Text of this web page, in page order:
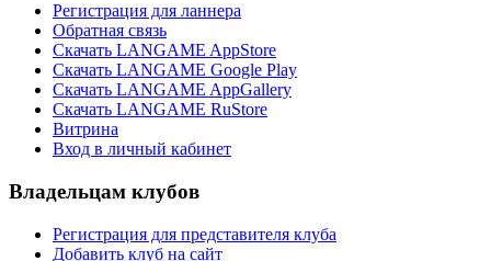
Регистрация для ланнера
Обратная связь
Скачать LANGAME AppStore
Скачать LANGAME Google Play
Скачать LANGAME AppGallery
Скачать LANGAME RuStore
Витрина
Вход в личный кабинет
Владельцам клубов
Регистрация для представителя клуба
Добавить клуб на сайт